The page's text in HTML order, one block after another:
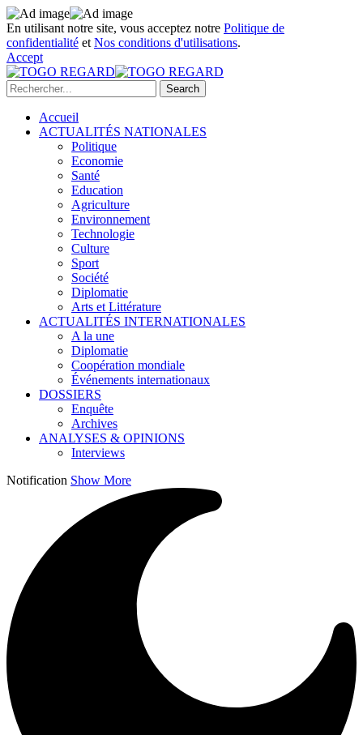
En utilisant notre site, vous acceptez notre Politique de
confidentialité et Nos conditions d'utilisations.
Accept
Accueil
ACTUALITÉS NATIONALES
Politique
Economie
Santé
Education
Agriculture
Environnement
Technologie
Culture
Sport
Société
Diplomatie
Arts et Littérature
ACTUALITÉS INTERNATIONALES
A la une
Diplomatie
Coopération mondiale
Événements internationaux
DOSSIERS
Enquête
Archives
ANALYSES & OPINIONS
Interviews
Notification Show More